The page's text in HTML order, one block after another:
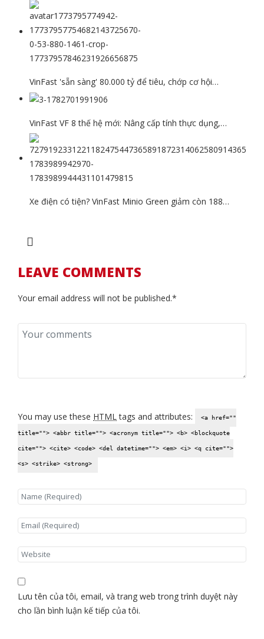
VinFast 'sẵn sàng' 80.000 tỷ để tiêu, chớp cơ hội…
VinFast VF 8 thế hệ mới: Nâng cấp tính thực dụng,…
Xe điện có tiện? VinFast Minio Green giảm còn 188…
LEAVE COMMENTS
Your email address will not be published.*
You may use these HTMLtags and attributes: <a href=""
title=""> <abbr title=""> <acronym title=""> <b> <blockquote
cite=""> <cite> <code> <del datetime=""> <em> <i> <q cite="">
<s> <strike> <strong>
Lưu tên của tôi, email, và trang web trong trình duyệt này
cho lần bình luận kế tiếp của tôi.